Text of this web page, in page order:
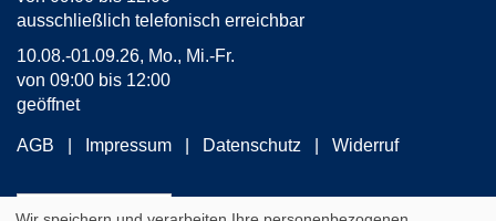
ausschließlich telefonisch erreichbar
10.08.-01.09.26, Mo., Mi.-Fr.
von 09:00 bis 12:00
geöffnet
AGB Impressum Datenschutz Widerruf
Widerrufsformular